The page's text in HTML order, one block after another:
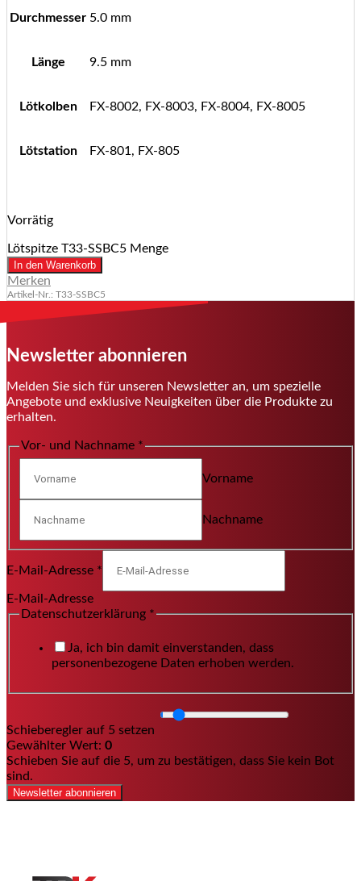
Durchmesser 5.0 mm
Länge 9.5 mm
Lötkolben FX-8002, FX-8003, FX-8004, FX-8005
Lötstation FX-801, FX-805
Vorrätig
Lötspitze T33-SSBC5 Menge
In den Warenkorb
Merken
Artikel-Nr.: T33-SSBC5
Newsletter abonnieren
Melden Sie sich für unseren Newsletter an, um spezielle
Angebote und exklusive Neuigkeiten über die Produkte zu
erhalten.
Vor- und Nachname *
Vorname
Nachname
E-Mail-Adresse *
E-Mail-Adresse
Datenschutzerklärung *
Ja, ich bin damit einverstanden, dass
personenbezogene Daten erhoben werden.
Schieberegler auf 5 setzen
Gewählter Wert: 0
Schieben Sie auf die 5, um zu bestätigen, dass Sie kein Bot
sind.
Newsletter abonnieren